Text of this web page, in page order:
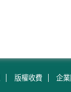
版權收費 企